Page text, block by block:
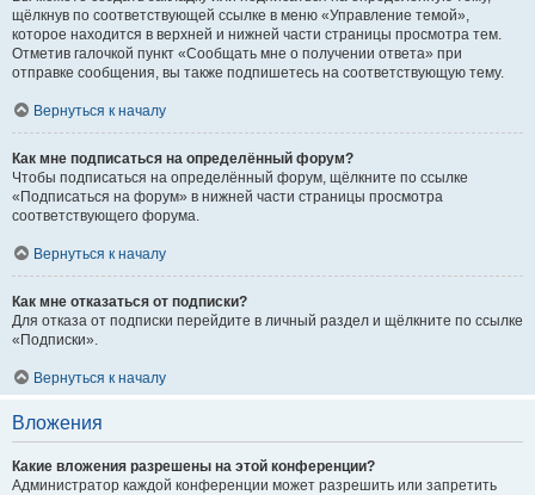
щёлкнув по соответствующей ссылке в меню «Управление темой»,
которое находится в верхней и нижней части страницы просмотра тем.
Отметив галочкой пункт «Сообщать мне о получении ответа» при
отправке сообщения, вы также подпишетесь на соответствующую тему.
Вернуться к началу
Как мне подписаться на определённый форум?
Чтобы подписаться на определённый форум, щёлкните по ссылке
«Подписаться на форум» в нижней части страницы просмотра
соответствующего форума.
Вернуться к началу
Как мне отказаться от подписки?
Для отказа от подписки перейдите в личный раздел и щёлкните по ссылке
«Подписки».
Вернуться к началу
Вложения
Какие вложения разрешены на этой конференции?
Администратор каждой конференции может разрешить или запретить